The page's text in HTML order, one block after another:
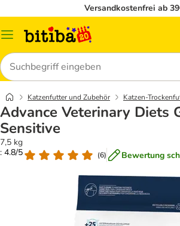
Versandkostenfrei ab
Menü
Suchen
Katzenfutter und Zubehör Katzen-
Advance Veterinary Diets
Sensitive
7,5 kg
: 4.8/5
(6) Bewertung